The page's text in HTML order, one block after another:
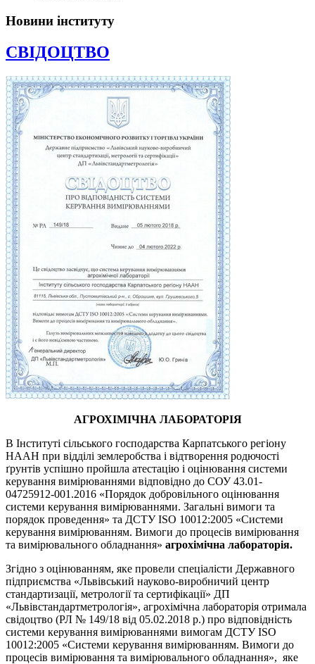
Новини інституту
СВІДОЦТВО
АГРОХІМІЧНА ЛАБОРАТОРІЯ
В Інституті сільського господарства Карпатського регіону
НААН при відділі землеробства і відтворення родючості
ґрунтів успішно пройшла атестацію і оцінювання системи
керування вимірюваннями відповідно до СОУ 43.01-
04725912-001.2016 «Порядок добровільного оцінювання
системи керування вимірюваннями. Загальні вимоги та
порядок проведення» та ДСТУ ISO 10012:2005 «Системи
керування вимірюванням. Вимоги до процесів вимірювання
та вимірювального обладнання» агрохімічна лабораторія.
Згідно з оцінюванням, яке провели спеціалісти Державного
підприємства «Львівський науково-виробничий центр
стандартизації, метрології та сертифікації» ДП
«Львівстандартметрологія», агрохімічна лабораторія отримала
свідоцтво (РЛ № 149/18 від 05.02.2018 р.) про відповідність
системи керування вимірюваннями вимогам ДСТУ ISO
10012:2005 «Системи керування вимірюванням. Вимоги до
процесів вимірювання та вимірювального обладнання», яке